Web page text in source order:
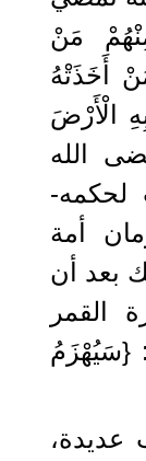
مَنْ
أَخَذَتْهُ
الْأَرْضَ
الله
لحكمه-
أمة
بعد أن
القمر
{سَيُهْزَمُ
عديدة،